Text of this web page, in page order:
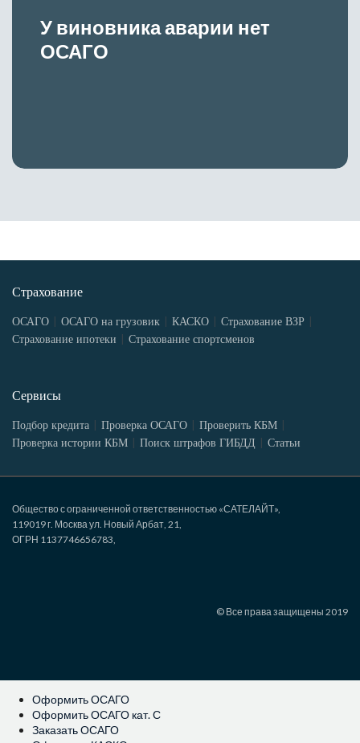
У виновника аварии нет
ОСАГО
Страхование
ОСАГО ОСАГО на грузовик КАСКО
Страхование ВЗР
Страхование ипотеки
Страхование спортсменов
Сервисы
Подбор кредита Проверка ОСАГО
Проверить КБМ
Проверка истории КБМ
Поиск штрафов ГИБДД Статьи
Общество с ограниченной ответственностью «САТЕЛАЙТ»,
119019 г. Москва ул. Новый Арбат, 21,
ОГРН 1137746656783,
© Все права защищены 2019
Оформить ОСАГО
Оформить ОСАГО кат. С
Заказать ОСАГО